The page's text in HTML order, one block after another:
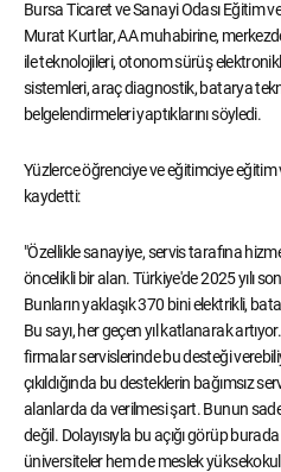
Bursa Ticaret ve Sanayi Odası Eğitim
Murat Kurtlar, AA muhabirine,
ile teknolojileri, otonom sürüş
sistemleri, araç diagnostik, batarya
belgelendirmeleri yaptıklarını söyledi.
Yüzlerce öğrenciye ve eğitimciye
kaydetti:
"Özellikle sanayiye, servis tarafına
öncelikli bir alan. Türkiye'de 2025 yılı
Bunların yaklaşık 370 bini elektrikli,
Bu sayı, her geçen yıl katlanarak
firmalar servislerinde bu desteği
çıkıldığında bu desteklerin bağımsız
alanlarda da verilmesi şart. Bunun
değil. Dolayısıyla bu açığı görüp
üniversiteler hem de meslek